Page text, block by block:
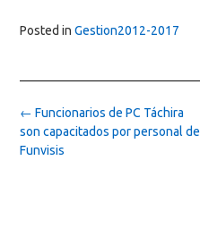
Posted in Gestion2012-2017
Post
navigation
← Funcionarios de PC Táchira
son capacitados por personal de
Funvisis